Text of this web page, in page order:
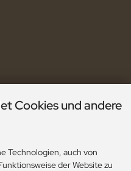
Cookies und andere
Technologien, auch von
der Website zu